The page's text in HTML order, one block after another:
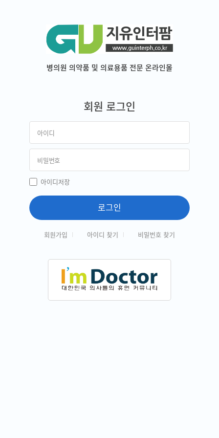
병의원 의약품 및 의료용품 전문 온라인몰
회원 로그인
아이디저장
로그인
회원가입 아이디 찾기 비밀번호 찾기